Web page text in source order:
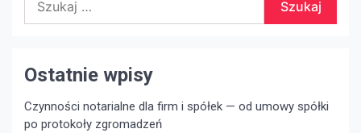
Ostatnie wpisy
Czynności notarialne dla firm i spółek — od umowy spółki
po protokoły zgromadzeń